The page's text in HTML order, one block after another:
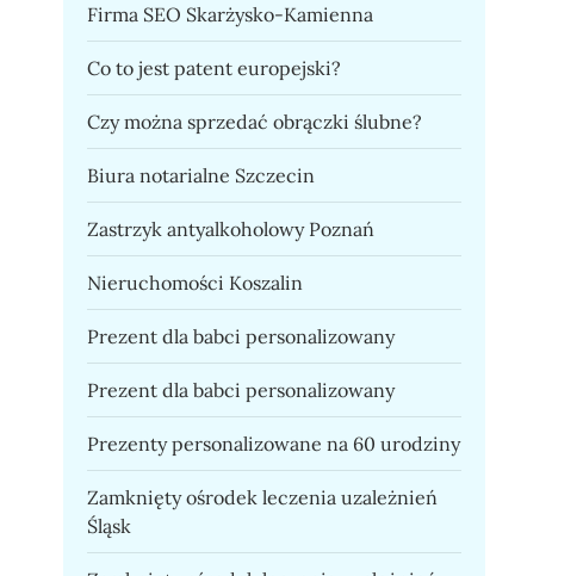
Firma SEO Skarżysko-Kamienna
Co to jest patent europejski?
Czy można sprzedać obrączki ślubne?
Biura notarialne Szczecin
Zastrzyk antyalkoholowy Poznań
Nieruchomości Koszalin
Prezent dla babci personalizowany
Prezent dla babci personalizowany
Prezenty personalizowane na 60 urodziny
Zamknięty ośrodek leczenia uzależnień
Śląsk